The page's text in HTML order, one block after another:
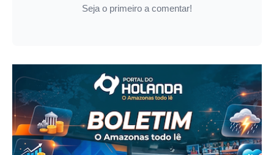
Seja o primeiro a comentar!